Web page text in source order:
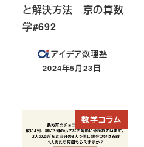
と解決方法 京の算数
学#692
アイデア数理塾
投稿日
2024年5月23日
数学コラム